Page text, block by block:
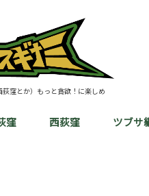
窪とか）もっと貪欲！に楽しめ
窪 西荻窪 ツブサ